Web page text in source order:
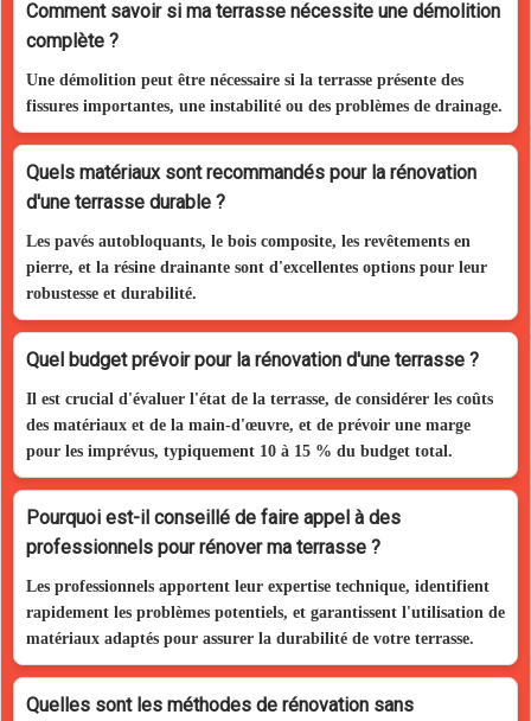
Comment savoir si ma terrasse nécessite une démolition
complète ?
Une démolition peut être nécessaire si la terrasse présente des
fissures importantes, une instabilité ou des problèmes de drainage.
Quels matériaux sont recommandés pour la rénovation
d'une terrasse durable ?
Les pavés autobloquants, le bois composite, les revêtements en
pierre, et la résine drainante sont d'excellentes options pour leur
robustesse et durabilité.
Quel budget prévoir pour la rénovation d'une terrasse ?
Il est crucial d'évaluer l'état de la terrasse, de considérer les coûts
des matériaux et de la main-d'œuvre, et de prévoir une marge
pour les imprévus, typiquement 10 à 15 % du budget total.
Pourquoi est-il conseillé de faire appel à des
professionnels pour rénover ma terrasse ?
Les professionnels apportent leur expertise technique, identifient
rapidement les problèmes potentiels, et garantissent l'utilisation de
matériaux adaptés pour assurer la durabilité de votre terrasse.
Quelles sont les méthodes de rénovation sans